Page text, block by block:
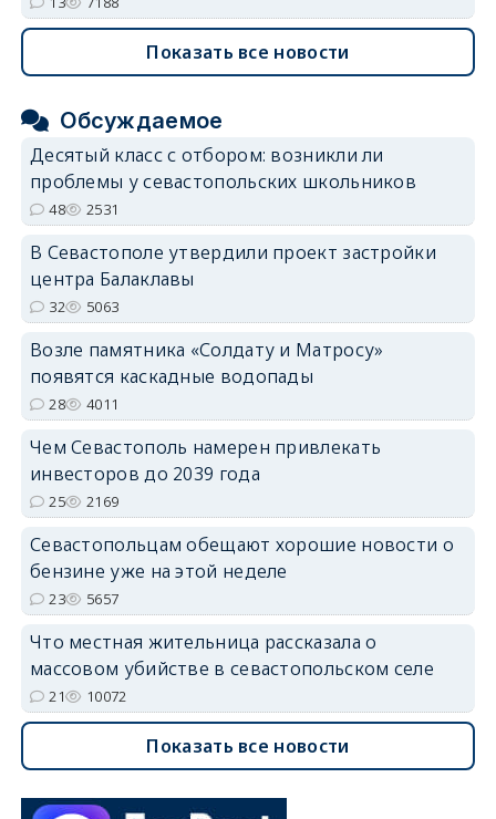
Показать все новости
Обсуждаемое
Десятый класс с отбором: возникли ли
проблемы у севастопольских школьников
48 2531
В Севастополе утвердили проект застройки
центра Балаклавы
32 5063
Возле памятника «Солдату и Матросу»
появятся каскадные водопады
28 4011
Чем Севастополь намерен привлекать
инвесторов до 2039 года
25 2169
Севастопольцам обещают хорошие новости о
бензине уже на этой неделе
23 5657
Что местная жительница рассказала о
массовом убийстве в севастопольском селе
21 10072
Показать все новости